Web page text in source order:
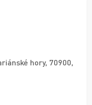
hory, 70900,